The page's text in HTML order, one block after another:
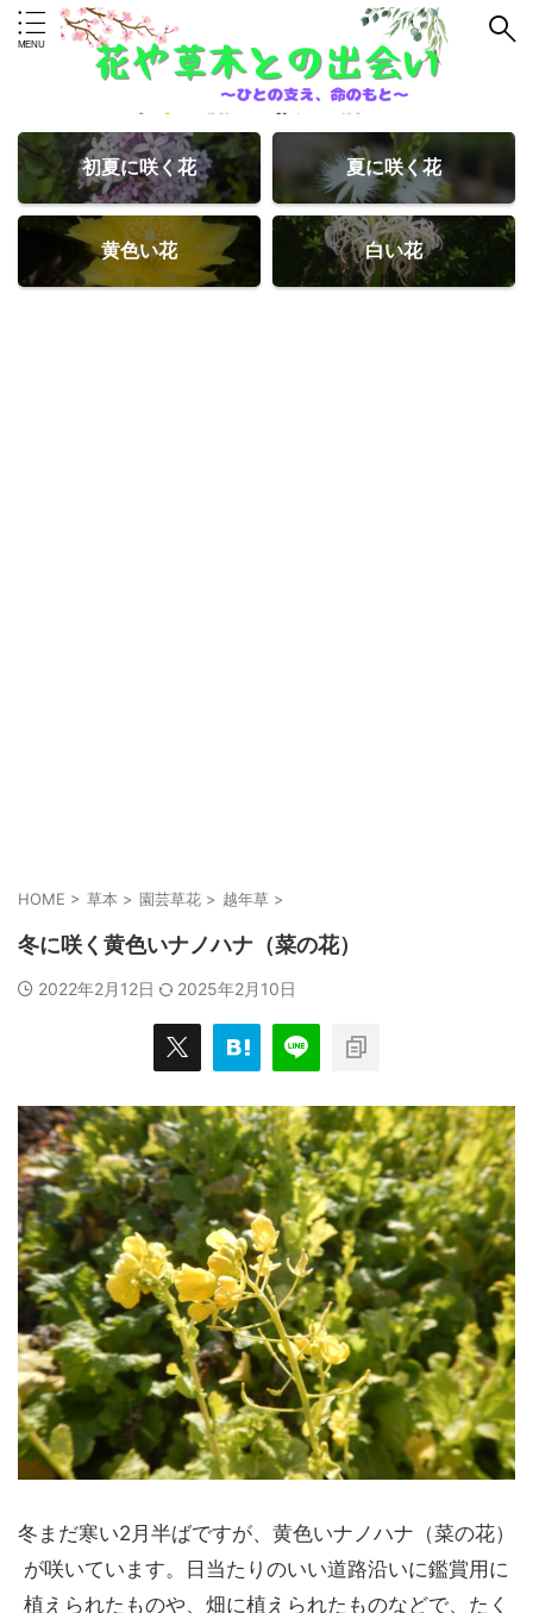
初夏に咲く花 夏に咲く花
黄色い花 白い花
HOME > 草本 > 園芸草花 > 越年草 >
冬に咲く黄色いナノハナ（菜の花）
2022年2月12日 2025年2月10日
冬まだ寒い2月半ばですが、黄色いナノハナ（菜の花）
が咲いています。日当たりのいい道路沿いに鑑賞用に
植えられたものや、畑に植えられたものなどで、たく